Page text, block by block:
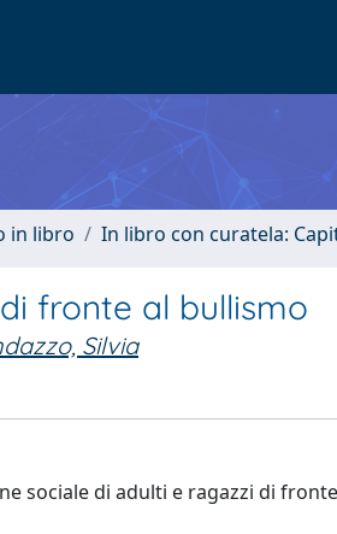
in libro In libro con curatela:
fronte al bullismo
Silvia
sociale di adulti e ragazzi di